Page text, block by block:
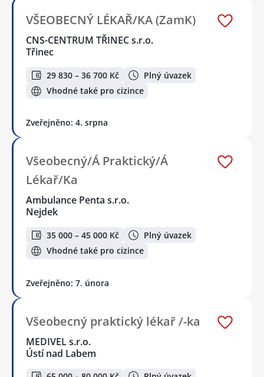
VŠEOBECNÝ LÉKAŘ/KA (ZamK)
CNS-CENTRUM TŘINEC s.r.o.
Třinec
29 830 – 36 700 Kč
Plný úvazek
Vhodné také pro cizince
Zveřejněno: 4. srpna
Všeobecný/Á Praktický/Á
Lékař/Ka
Ambulance Penta s.r.o.
Nejdek
35 000 – 45 000 Kč
Plný úvazek
Vhodné také pro cizince
Zveřejněno: 7. února
Všeobecný praktický lékař /-ka
MEDIVEL s.r.o.
Ústí nad Labem